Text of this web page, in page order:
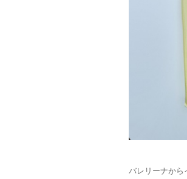
バレリーナから